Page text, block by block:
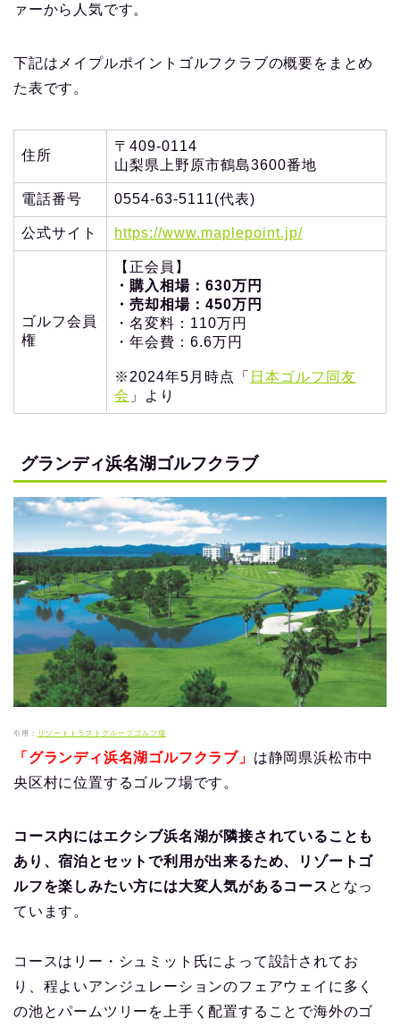
ァーから人気です。
下記はメイプルポイントゴルフクラブの概要をまとめ
た表です。
住所
〒409-0114
山梨県上野原市鶴島3600番地
電話番号 0554-63-5111(代表)
公式サイト https://www.maplepoint.jp/
ゴルフ会員
権
【正会員】
・購入相場：630万円
・売却相場：450万円
・名変料：110万円
・年会費：6.6万円
※2024年5月時点「 日本ゴルフ同友
会 」より
グランディ浜名湖ゴルフクラブ
引用： リゾートトラストグループゴルフ場
「グランディ浜名湖ゴルフクラブ」 は静岡県浜松市中
央区村に位置するゴルフ場です。
コース内にはエクシブ浜名湖が隣接されていることも
あり、宿泊とセットで利用が出来るため、リゾートゴ
ルフを楽しみたい方には大変人気があるコース となっ
ています。
コースはリー・シュミット氏によって設計されてお
り、程よいアンジュレーションのフェアウェイに多く
の池とパームツリーを上手く配置することで海外のゴ